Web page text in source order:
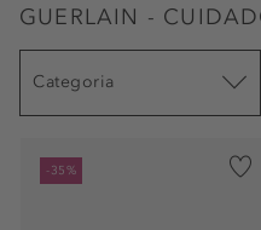
GUERLAIN -
Categoria
-35%